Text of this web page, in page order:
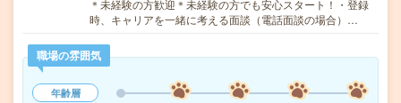
＊未経験の方歓迎＊未経験の方でも安心スタート！・登録
時、キャリアを一緒に考える面談（電話面談の場合）…
職場の雰囲気
年齢層